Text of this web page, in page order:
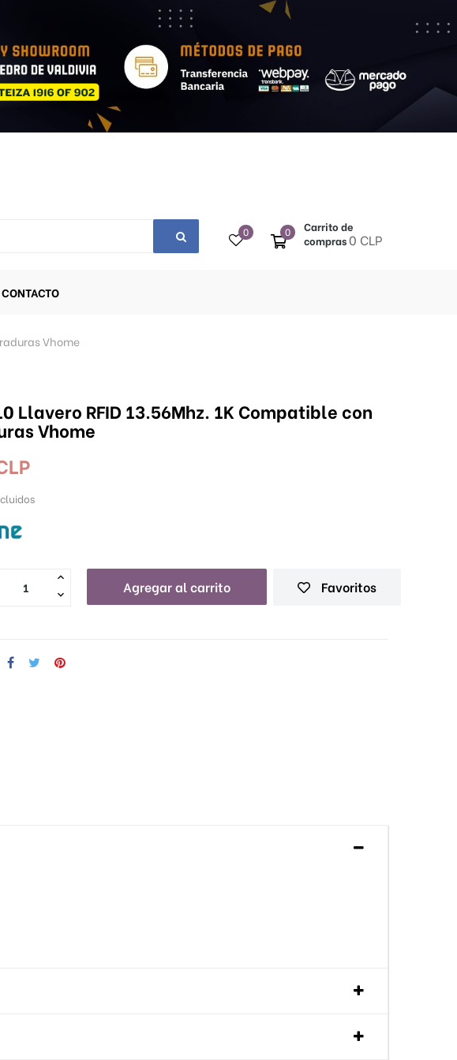
0
Carrito de
compras0 CLP
0
CONTACTO
Vhome
Llavero RFID 13.56Mhz. 1K Compatible con
Vhome
Agregar al carrito Favoritos